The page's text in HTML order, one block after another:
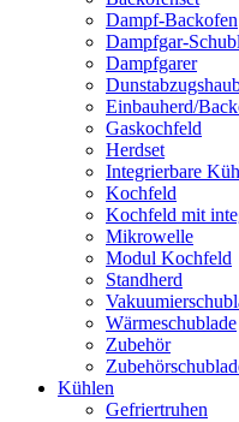
Dampf-Backofen
Dampfgar-
Dampfgarer
Einbauherd/
Gaskochfeld
Herdset
Integrierbare
Kochfeld
Kochfeld mit
Mikrowelle
Modul Kochfeld
Standherd
Wärmeschublade
Zubehör
Kühlen
Gefriertruhen